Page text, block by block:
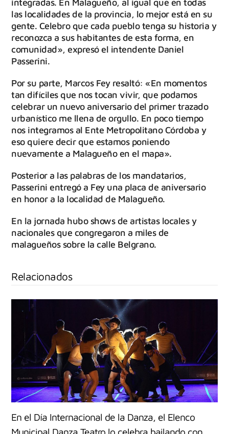
las localidades de la provincia, lo mejor está en su
gente. Celebro que cada pueblo tenga su historia y
reconozca a sus habitantes de esta forma, en
comunidad», expresó el intendente Daniel
Passerini.
Por su parte, Marcos Fey resaltó: «En momentos
tan difíciles que nos tocan vivir, que podamos
celebrar un nuevo aniversario del primer trazado
urbanístico me llena de orgullo. En poco tiempo
nos integramos al Ente Metropolitano Córdoba y
eso quiere decir que estamos poniendo
nuevamente a Malagueño en el mapa».
Posterior a las palabras de los mandatarios,
Passerini entregó a Fey una placa de aniversario
en honor a la localidad de Malagueño.
En la jornada hubo shows de artistas locales y
nacionales que congregaron a miles de
malagueños sobre la calle Belgrano.
Relacionados
En el Día Internacional de la Danza, el Elenco
Municipal Danza Teatro lo celebra bailando con